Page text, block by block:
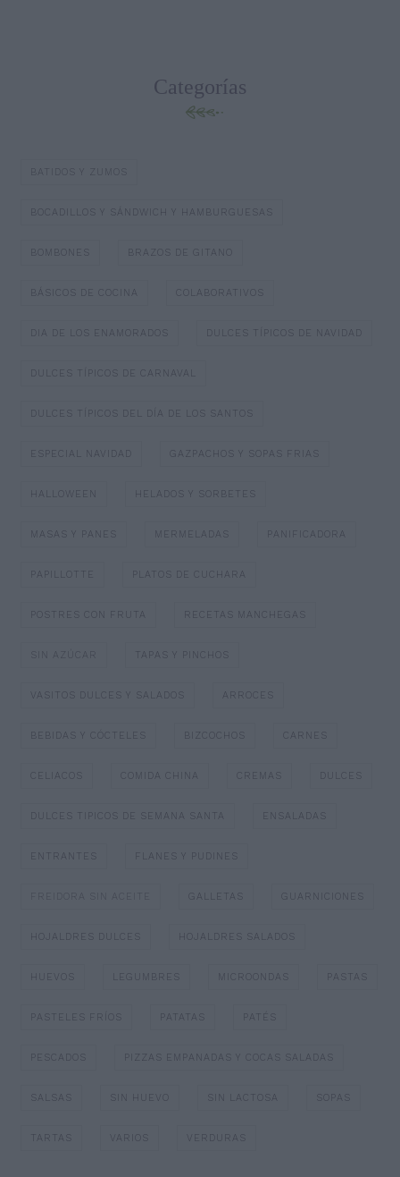
Categorías
BATIDOS Y ZUMOS
BOCADILLOS Y SÁNDWICH Y HAMBURGUESAS
BOMBONES BRAZOS DE GITANO
BÁSICOS DE COCINA COLABORATIVOS
DIA DE LOS ENAMORADOS DULCES TÍPICOS DE NAVIDAD
DULCES TÍPICOS DE CARNAVAL
DULCES TÍPICOS DEL DÍA DE LOS SANTOS
ESPECIAL NAVIDAD GAZPACHOS Y SOPAS FRIAS
HALLOWEEN HELADOS Y SORBETES
MASAS Y PANES MERMELADAS PANIFICADORA
PAPILLOTTE PLATOS DE CUCHARA
POSTRES CON FRUTA RECETAS MANCHEGAS
SIN AZÚCAR TAPAS Y PINCHOS
VASITOS DULCES Y SALADOS ARROCES
BEBIDAS Y CÓCTELES BIZCOCHOS CARNES
CELIACOS COMIDA CHINA CREMAS
DULCES TIPICOS DE SEMANA SANTA ENSALADAS
ENTRANTES FLANES Y PUDINES
FREIDORA SIN ACEITE GALLETAS GUARNICIONES
HOJALDRES DULCES HOJALDRES SALADOS
HUEVOS LEGUMBRES MICROONDAS PASTAS
PASTELES FRÍOS PATATAS PATÉS
PESCADOS PIZZAS EMPANADAS Y COCAS SALADAS
SALSAS SIN HUEVO SIN LACTOSA SOPAS
TARTAS VARIOS VERDURAS